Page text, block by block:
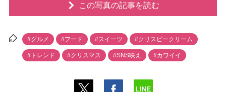
この写真の記事を読む
#グルメ #フード #スイーツ #クリスピークリーム
#トレンド #クリスマス #SNS映え #カワイイ